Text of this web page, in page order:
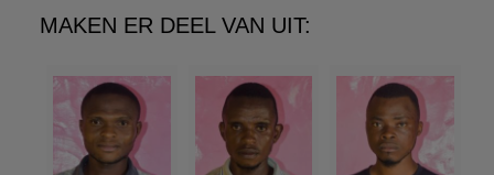
MAKEN ER DEEL VAN UIT: